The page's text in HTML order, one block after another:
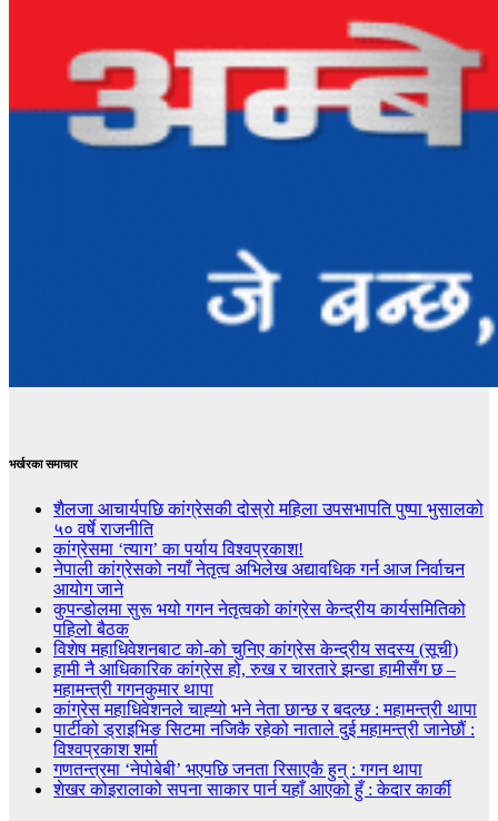
भर्खरका समाचार
शैलजा आचार्यपछि कांग्रेसकी दोस्रो महिला उपसभापति पुष्पा भुसालको
५० वर्षे राजनीति
कांग्रेसमा ‘त्याग’ का पर्याय विश्वप्रकाश!
नेपाली कांग्रेसको नयाँ नेतृत्व अभिलेख अद्यावधिक गर्न आज निर्वाचन
आयोग जाने
कुपन्डोलमा सुरू भयो गगन नेतृत्वको कांग्रेस केन्द्रीय कार्यसमितिको
पहिलो बैठक
विशेष महाधिवेशनबाट को-को चुनिए कांग्रेस केन्द्रीय सदस्य (सूची)
हामी नै आधिकारिक कांग्रेस हो, रुख र चारतारे झन्डा हामीसँग छ –
महामन्त्री गगनकुमार थापा
कांग्रेस महाधिवेशनले चाह्‍यो भने नेता छान्छ र बदल्छ : महामन्त्री थापा
पार्टीको ड्राइभिङ सिटमा नजिकै रहेको नाताले दुई महामन्त्री जानेछौं :
विश्वप्रकाश शर्मा
गणतन्त्रमा ‘नेपोबेबी’ भएपछि जनता रिसाएकै हुन् : गगन थापा
शेखर कोइरालाको सपना साकार पार्न यहाँ आएको हुँ : केदार कार्की